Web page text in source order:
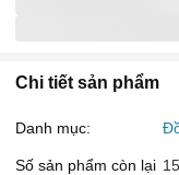
Chi tiết sản phẩm
Danh mục:
Số sản phẩm còn lại 15